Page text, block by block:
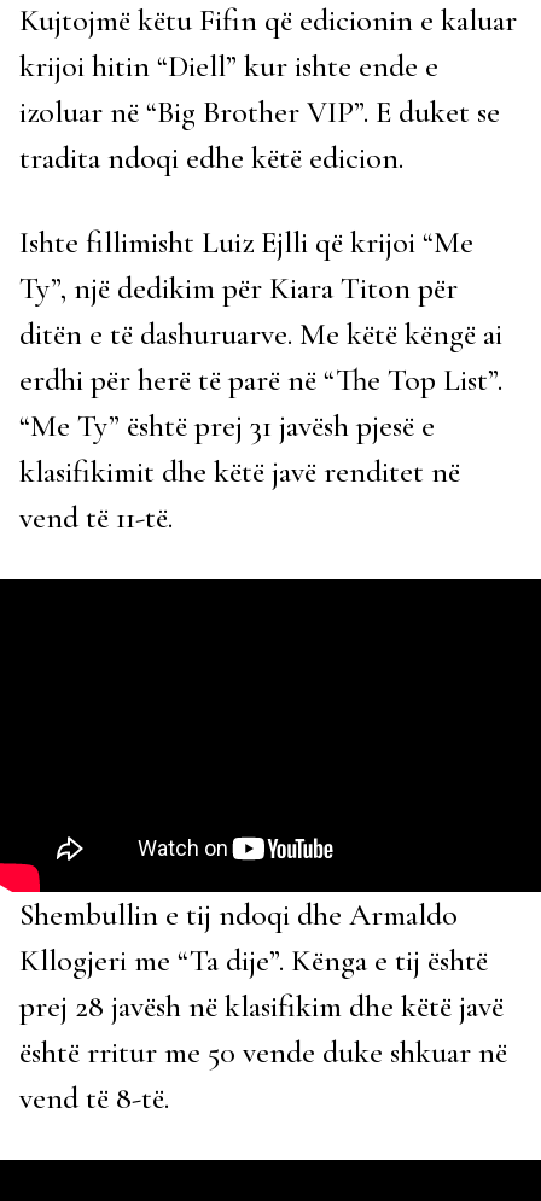
Kujtojmë këtu Fifin që edicionin e kaluar
krijoi hitin “Diell” kur ishte ende e
izoluar në “Big Brother VIP”. E duket se
tradita ndoqi edhe këtë edicion.
Ishte fillimisht Luiz Ejlli që krijoi “Me
Ty”, një dedikim për Kiara Titon për
ditën e të dashuruarve. Me këtë këngë ai
erdhi për herë të parë në “The Top List”.
“Me Ty” është prej 31 javësh pjesë e
klasifikimit dhe këtë javë renditet në
vend të 11-të.
Shembullin e tij ndoqi dhe Armaldo
Kllogjeri me “Ta dije”. Kënga e tij është
prej 28 javësh në klasifikim dhe këtë javë
është rritur me 50 vende duke shkuar në
vend të 8-të.